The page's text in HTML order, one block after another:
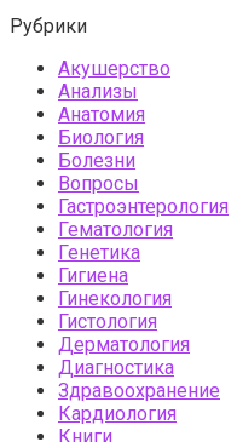
Рубрики
Акушерство
Анализы
Анатомия
Биология
Болезни
Вопросы
Гастроэнтерология
Гематология
Генетика
Гигиена
Гинекология
Гистология
Дерматология
Диагностика
Здравоохранение
Кардиология
Книги